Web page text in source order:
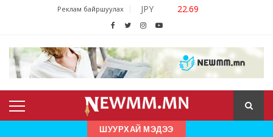
Реклам байршуулах JPY 22.69
ШУУРХАЙ МЭДЭЭ